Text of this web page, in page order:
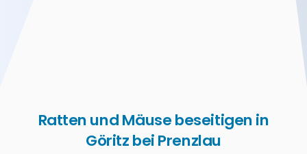
Ratten und Mäuse beseitigen in
Göritz bei Prenzlau